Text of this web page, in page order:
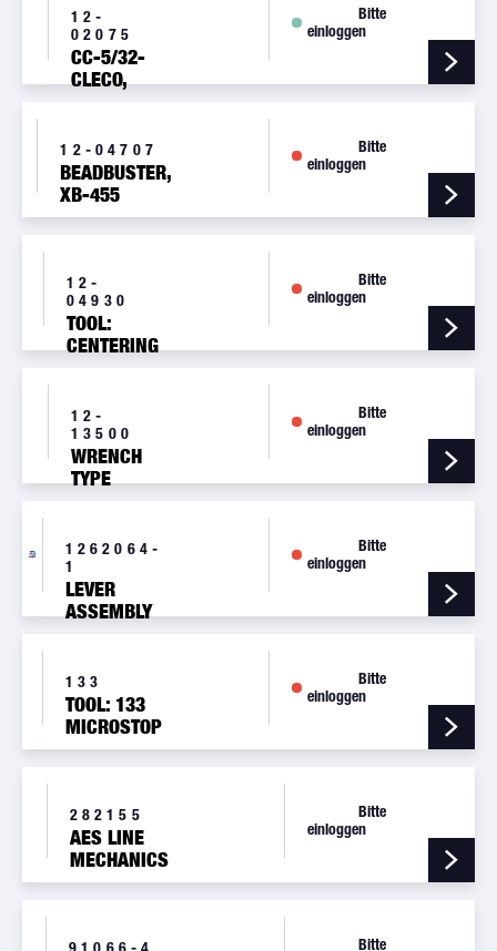
SHORT
BODY
SPRING
C.
12-
02075
CC-5/32-
CLECO,
SHORT
BODY C.
Bitte
einloggen
12-04707
BEADBUSTER,
XB-455
Bitte
einloggen
12-
04930
TOOL:
CENTERING
Bitte
einloggen
12-
13500
WRENCH
TYPE
32
Bitte
einloggen
1262064-
1
LEVER
ASSEMBLY
Bitte
einloggen
133
TOOL: 133
MICROSTOP
(NO-MAR)
Bitte
einloggen
282155
AES LINE
MECHANICS
BASIC TOOL
Bitte
einloggen
91066-4 Bitte